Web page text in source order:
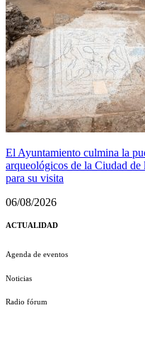
El Ayuntamiento culmina la
arqueológicos de la Ciudad de
para su visita
06/08/2026
ACTUALIDAD
Agenda de eventos
Noticias
Radio fórum